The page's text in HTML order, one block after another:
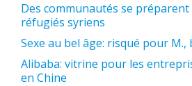
Des communautés se préparent
réfugiés syriens
Sexe au bel âge: risqué pour
Alibaba: vitrine pour les
en Chine